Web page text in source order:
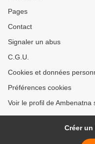
Pages
Contact
Signaler un abus
C.G.U.
Cookies et données
Préférences cookies
Voir le profil de Ambenatna
Créer